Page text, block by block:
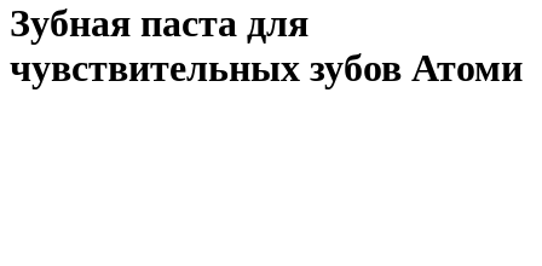
Зубная паста для
чувствительных зубов Атоми